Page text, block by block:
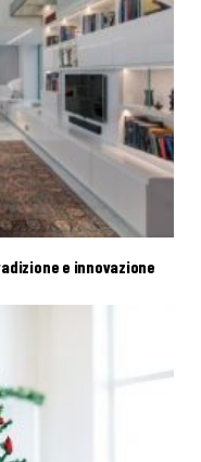
e innovazione